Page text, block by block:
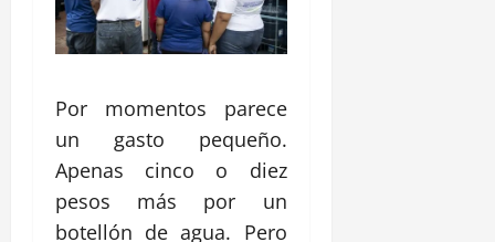
Por momentos parece
un gasto pequeño.
Apenas cinco o diez
pesos más por un
botellón de agua. Pero